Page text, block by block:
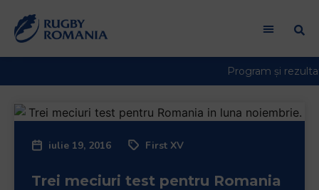
iulie 19, 2016 First XV
Trei meciuri test pentru Romania